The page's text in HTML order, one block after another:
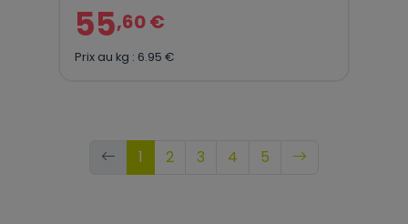
55,60 €
Prix au kg : 6.95 €
1 2 3 4 5